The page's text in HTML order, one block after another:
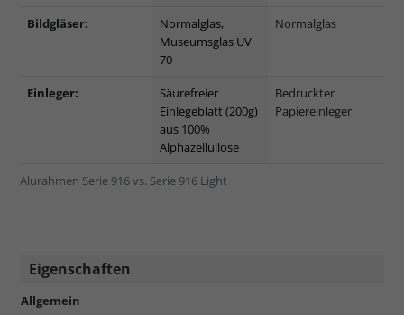
Alurahmen Serie 916 vs. Serie 916 Light
Bildgläser:
Normalglas,
Museumsglas UV
70
Normalglas
Einleger:
Säurefreier
Einlegeblatt (200g)
aus 100%
Alphazellullose
Bedruckter
Papiereinleger
Eigenschaften
Allgemein